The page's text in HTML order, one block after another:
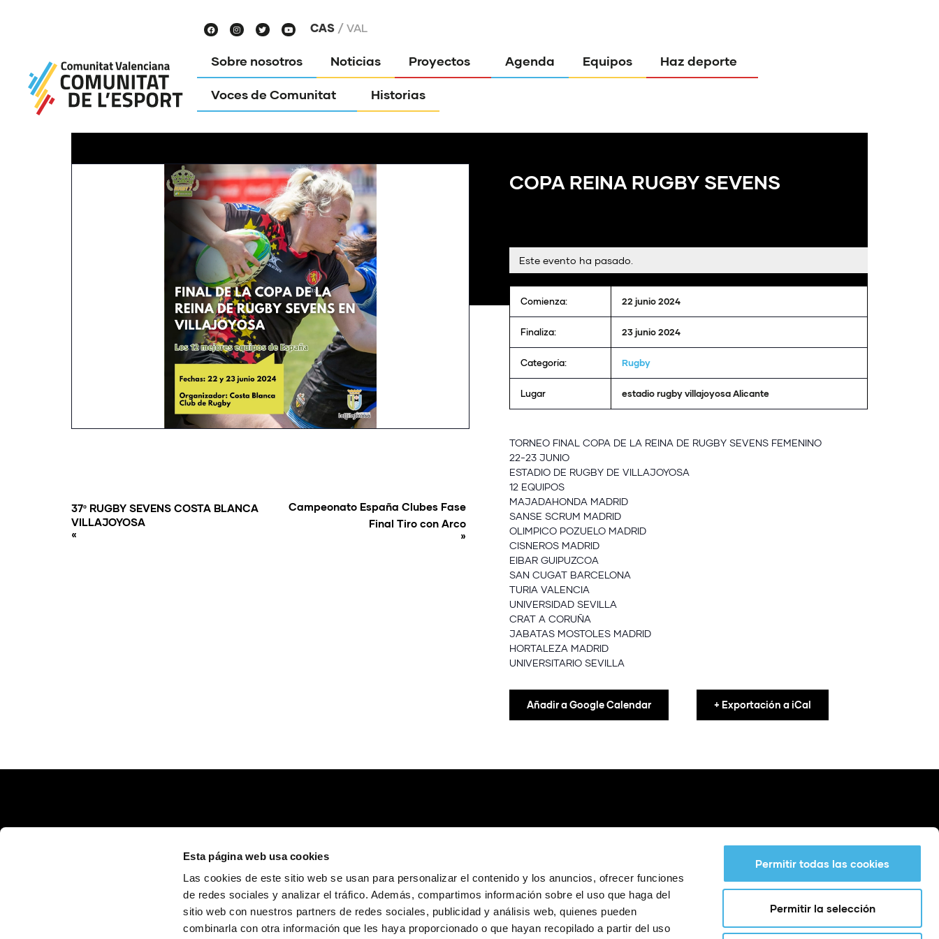
Esta página web usa cookies
Las cookies de este sitio web se usan para personalizar el contenido y los anuncios, ofrecer funciones
de redes sociales y analizar el tráfico. Además, compartimos información sobre el uso que haga del
sitio web con nuestros partners de redes sociales, publicidad y análisis web, quienes pueden
combinarla con otra información que les haya proporcionado o que hayan recopilado a partir del uso
Permitir todas las cookies
Permitir la selección
CAS VAL
Sobre nosotros Noticias Proyectos Agenda Equipos Haz deporte
Voces de Comunitat Historias
COPA REINA RUGBY SEVENS
Este evento ha pasado.
Comienza: 22 junio 2024
Finaliza: 23 junio 2024
Categoría: Rugby
Lugar estadio rugby villajoyosa Alicante
TORNEO FINAL COPA DE LA REINA DE RUGBY SEVENS FEMENINO
22-23 JUNIO
ESTADIO DE RUGBY DE VILLAJOYOSA
12 EQUIPOS
MAJADAHONDA MADRID
SANSE SCRUM MADRID
OLIMPICO POZUELO MADRID
CISNEROS MADRID
EIBAR GUIPUZCOA
SAN CUGAT BARCELONA
TURIA VALENCIA
UNIVERSIDAD SEVILLA
CRAT A CORUÑA
JABATAS MOSTOLES MADRID
HORTALEZA MADRID
UNIVERSITARIO SEVILLA
Añadir a Google Calendar + Exportación a iCal
37º RUGBY SEVENS COSTA BLANCA
VILLAJOYOSA
«
Campeonato España Clubes Fase
Final Tiro con Arco
»
Calle Poeta Quintana, 1 46003 València (España)
info@fundaciontrinidadalfonso.org